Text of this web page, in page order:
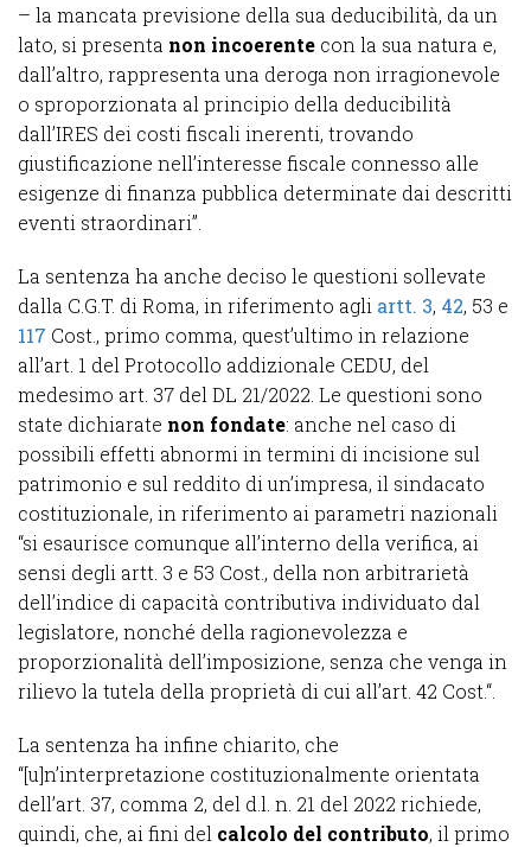
– la mancata previsione della sua deducibilità, da un
lato, si presenta non incoerente con la sua natura e,
dall’altro, rappresenta una deroga non irragionevole
o sproporzionata al principio della deducibilità
dall’IRES dei costi fiscali inerenti, trovando
giustificazione nell’interesse fiscale connesso alle
esigenze di finanza pubblica determinate dai descritti
eventi straordinari”.
La sentenza ha anche deciso le questioni sollevate
dalla C.G.T. di Roma, in riferimento agli artt. 3, 42, 53 e
117 Cost., primo comma, quest’ultimo in relazione
all’art. 1 del Protocollo addizionale CEDU, del
medesimo art. 37 del DL 21/2022. Le questioni sono
state dichiarate non fondate: anche nel caso di
possibili effetti abnormi in termini di incisione sul
patrimonio e sul reddito di un’impresa, il sindacato
costituzionale, in riferimento ai parametri nazionali
“si esaurisce comunque all’interno della verifica, ai
sensi degli artt. 3 e 53 Cost., della non arbitrarietà
dell’indice di capacità contributiva individuato dal
legislatore, nonché della ragionevolezza e
proporzionalità dell’imposizione, senza che venga in
rilievo la tutela della proprietà di cui all’art. 42 Cost.“.
La sentenza ha infine chiarito, che
“[u]n’interpretazione costituzionalmente orientata
dell’art. 37, comma 2, del d.l. n. 21 del 2022 richiede,
quindi, che, ai fini del calcolo del contributo, il primo